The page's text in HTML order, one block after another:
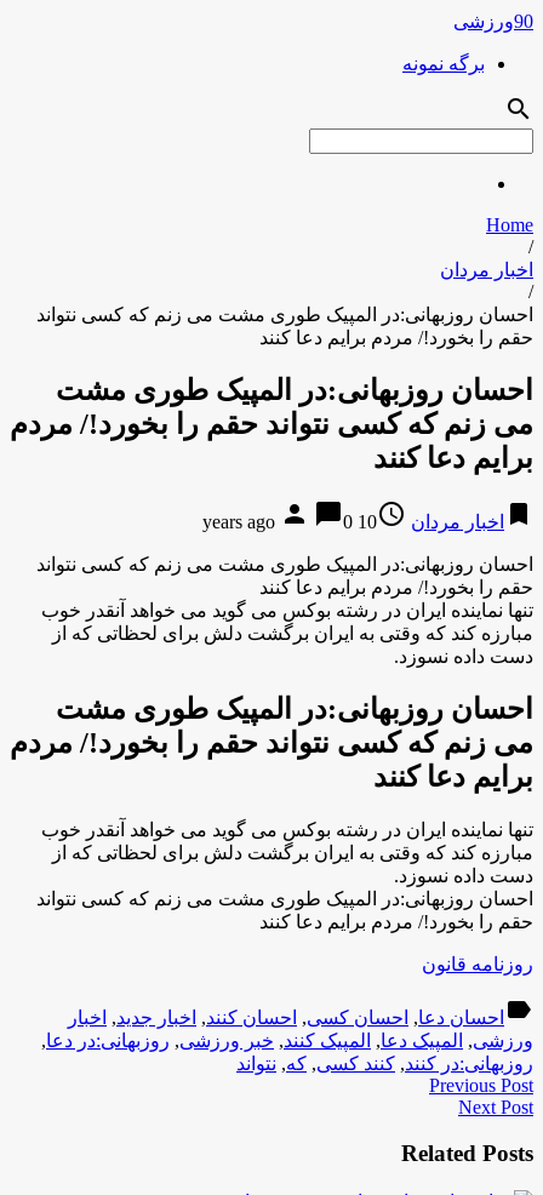
90ورزشی
برگه نمونه
search
Home
/
اخبار مردان
/
احسان روزبهانی:در المپیک طوری مشت می زنم که کسی نتواند
حقم را بخورد!/ مردم برایم دعا کنند
احسان روزبهانی:در المپیک طوری مشت
می زنم که کسی نتواند حقم را بخورد!/ مردم
برایم دعا کنند
bookmark اخبار مردان access_time
10 years ago
person chat_bubble0
احسان روزبهانی:در المپیک طوری مشت می زنم که کسی نتواند
حقم را بخورد!/ مردم برایم دعا کنند
تنها نماینده ایران در رشته بوکس می گوید می خواهد آنقدر خوب
مبارزه کند که وقتی به ایران برگشت دلش برای لحظاتی که از
دست داده نسوزد.
احسان روزبهانی:در المپیک طوری مشت
می زنم که کسی نتواند حقم را بخورد!/ مردم
برایم دعا کنند
تنها نماینده ایران در رشته بوکس می گوید می خواهد آنقدر خوب
مبارزه کند که وقتی به ایران برگشت دلش برای لحظاتی که از
دست داده نسوزد.
احسان روزبهانی:در المپیک طوری مشت می زنم که کسی نتواند
حقم را بخورد!/ مردم برایم دعا کنند
روزنامه قانون
label احسان دعا, احسان کسی, احسان کنند, اخبار جدید, اخبار
ورزشی, المپیک دعا, المپیک کنند, خبر ورزشی, روزبهانی:در دعا,
روزبهانی:در کنند, کنند کسی, که, نتواند
Previous Post
Next Post
Related Posts